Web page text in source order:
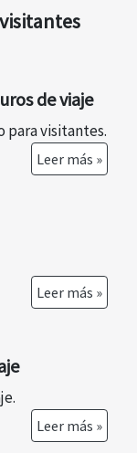
de viaje
para visitantes.
Leer más »
Leer más »
Leer más »